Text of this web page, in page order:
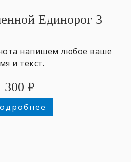
Единорог 3
напишем любое ваше
и текст.
300 ₽